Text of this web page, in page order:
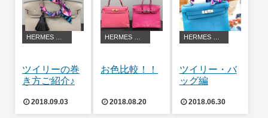
ツイリーの巻
き方ご紹介♪
2018.09.03
お色比較！！
2018.08.20
ツイリー・バ
ッグ編
2018.06.30